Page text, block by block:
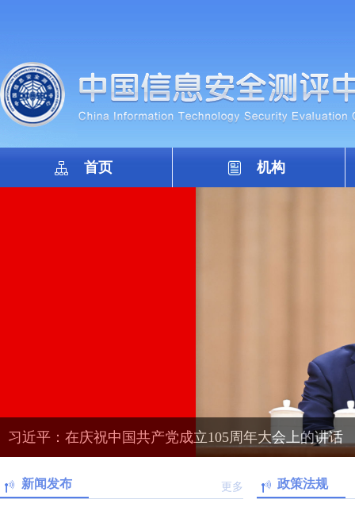
首页 机构
习近平：在庆祝中国共产党成立105周年大会上的讲话
新闻发布 更多 政策法规